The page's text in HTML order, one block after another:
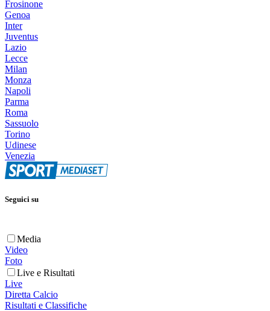
Frosinone
Genoa
Inter
Juventus
Lazio
Lecce
Milan
Monza
Napoli
Parma
Roma
Sassuolo
Torino
Udinese
Venezia
Seguici su
Media
Video
Foto
Live e Risultati
Live
Diretta Calcio
Risultati e Classifiche